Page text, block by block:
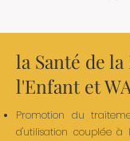
la Santé de
l'Enfant et
Promotion du
d'utilisation couplée à